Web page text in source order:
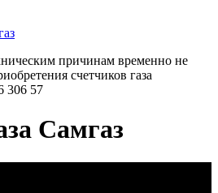
причинам временно не
счетчиков газа
306 57
Самгаз